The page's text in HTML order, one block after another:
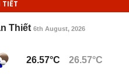
Ninh Thuận
Bình Ðịnh
Lào cai
TIẾT
Thiết 6th August, 2026
26.57°C 26.57°C